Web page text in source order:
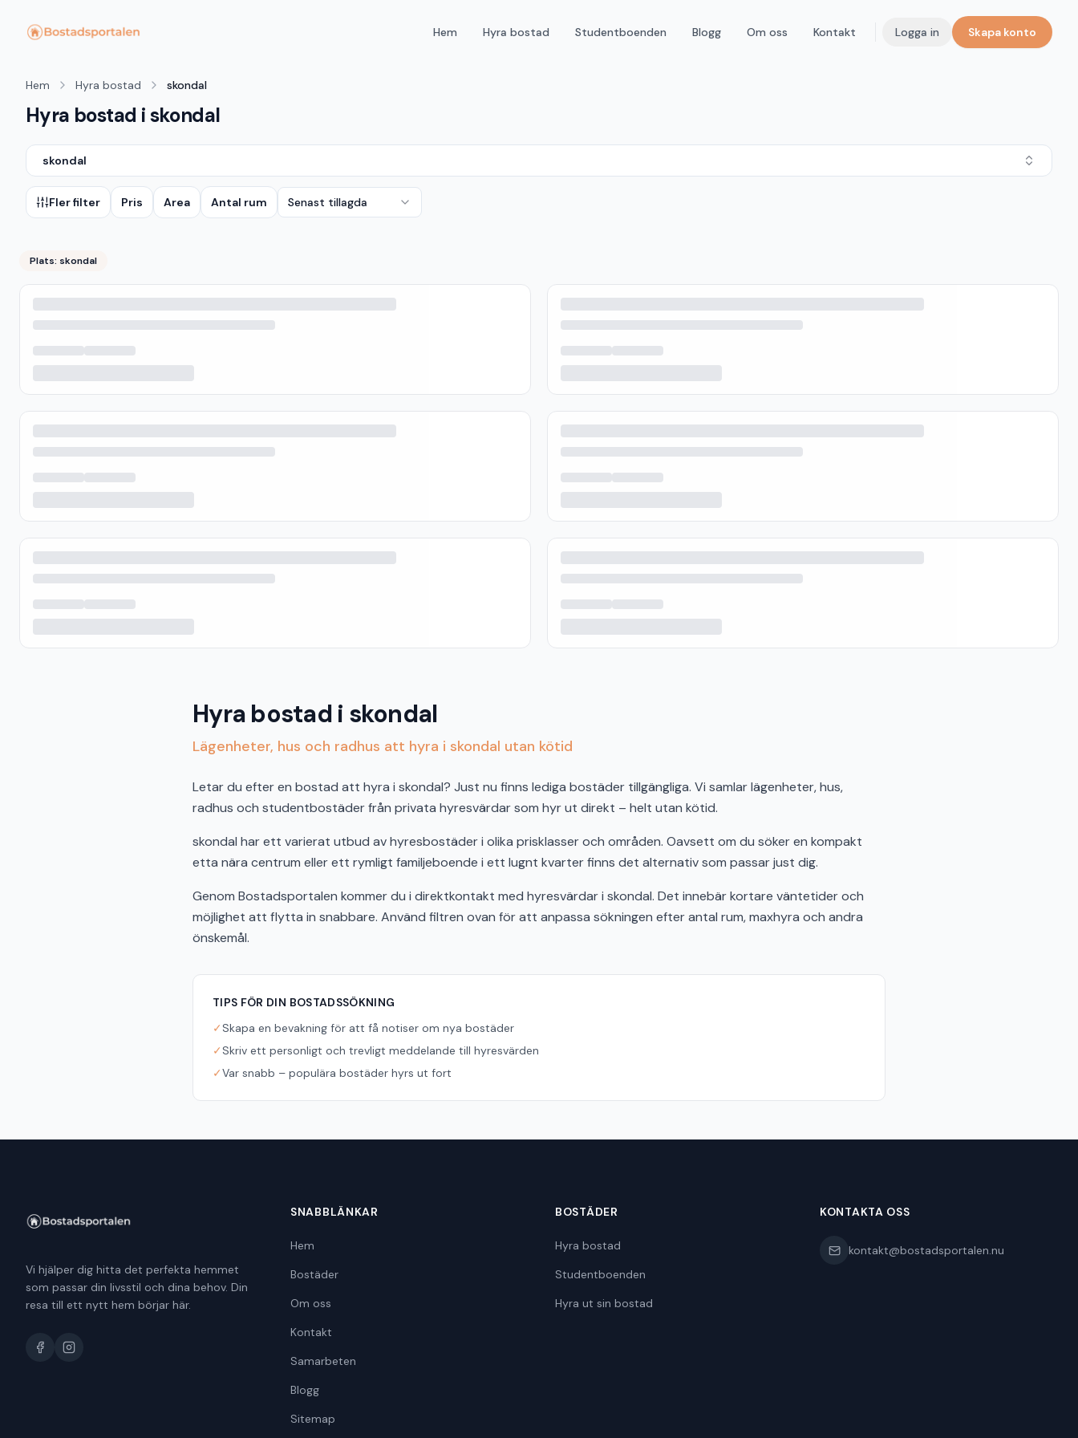
Hem Hyra bostad Studentboenden Blogg Om oss Kontakt Logga in Skapa konto
Hem Hyra bostad skondal
Hyra bostad i skondal
skondal
Fler filter Pris Area Antal rum Senast tillagda
Plats: skondal
Hyra bostad i skondal
Lägenheter, hus och radhus att hyra i skondal utan kötid
Letar du efter en bostad att hyra i skondal? Just nu finns lediga bostäder tillgängliga. Vi samlar lägenheter, hus,
radhus och studentbostäder från privata hyresvärdar som hyr ut direkt – helt utan kötid.
skondal har ett varierat utbud av hyresbostäder i olika prisklasser och områden. Oavsett om du söker en kompakt
etta nära centrum eller ett rymligt familjeboende i ett lugnt kvarter finns det alternativ som passar just dig.
Genom Bostadsportalen kommer du i direktkontakt med hyresvärdar i skondal. Det innebär kortare väntetider och
möjlighet att flytta in snabbare. Använd filtren ovan för att anpassa sökningen efter antal rum, maxhyra och andra
önskemål.
TIPS FÖR DIN BOSTADSSÖKNING
✓Skapa en bevakning för att få notiser om nya bostäder
✓Skriv ett personligt och trevligt meddelande till hyresvärden
✓Var snabb – populära bostäder hyrs ut fort
Vi hjälper dig hitta det perfekta hemmet
som passar din livsstil och dina behov. Din
resa till ett nytt hem börjar här.
SNABBLÄNKAR
Hem
Bostäder
Om oss
Kontakt
Samarbeten
Blogg
Sitemap
BOSTÄDER
Hyra bostad
Studentboenden
Hyra ut sin bostad
KONTAKTA OSS
kontakt@bostadsportalen.nu